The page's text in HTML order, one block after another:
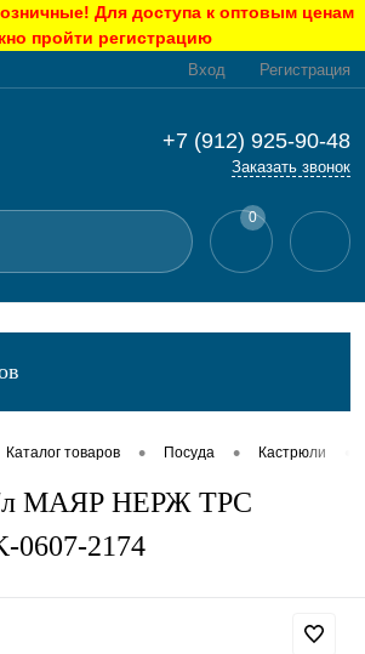
Для доступа к оптовым ценам
пройти регистрацию
Вход Регистрация
+7 (912) 925-90-48
Заказать звонок
0
Каталог товаров • Посуда • Кастрюли
МАЯР НЕРЖ ТРС
0607-2174